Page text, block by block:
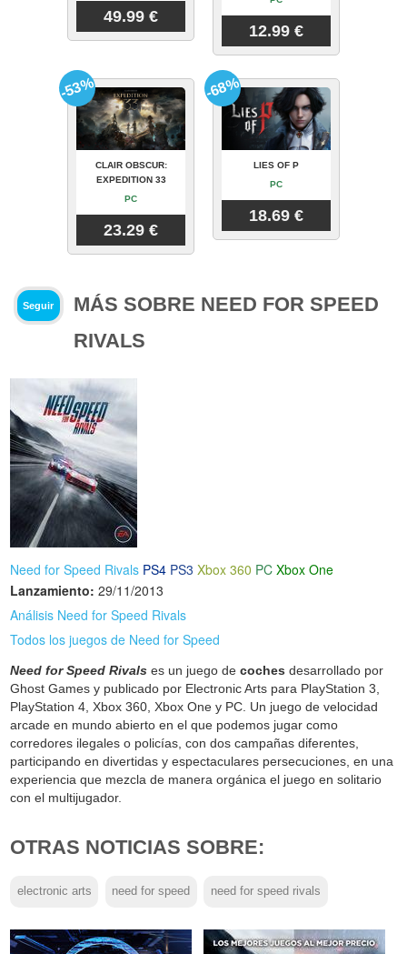
49.99 €
12.99 €
CLAIR OBSCUR:
EXPEDITION 33
PC
23.29 €
-53%
LIES OF P
PC
18.69 €
-68%
Seguir
MÁS SOBRE NEED FOR SPEED
RIVALS
Need for Speed Rivals PS4 PS3 Xbox 360 PC Xbox One
Lanzamiento: 29/11/2013
Análisis Need for Speed Rivals
Todos los juegos de Need for Speed
Need for Speed Rivals es un juego decoches desarrollado por
Ghost Games y publicado por Electronic Arts para PlayStation 3,
PlayStation 4, Xbox 360, Xbox One y PC. Un juego de velocidad
arcade en mundo abierto en el que podemos jugar como
corredores ilegales o policías, con dos campañas diferentes,
participando en divertidas y espectaculares persecuciones, en una
experiencia que mezcla de manera orgánica el juego en solitario
con el multijugador.
OTRAS NOTICIAS SOBRE:
electronic arts need for speed need for speed rivals